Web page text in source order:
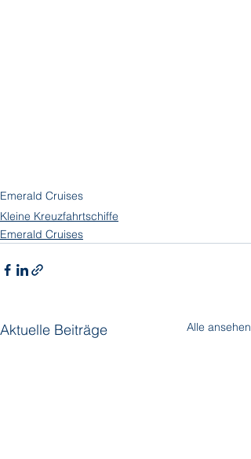
Emerald Cruises
Kleine Kreuzfahrtschiffe
Emerald Cruises
Aktuelle Beiträge Alle ansehen